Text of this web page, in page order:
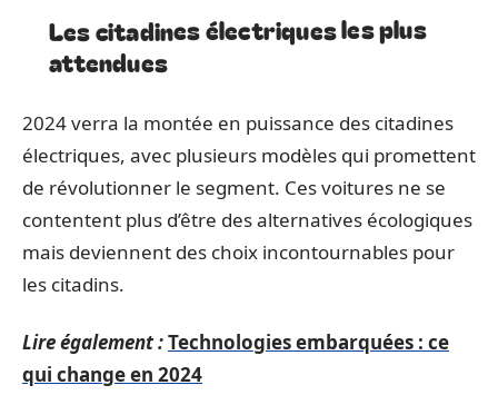
Les citadines électriques les plus
attendues
2024 verra la montée en puissance des citadines
électriques, avec plusieurs modèles qui promettent
de révolutionner le segment. Ces voitures ne se
contentent plus d’être des alternatives écologiques
mais deviennent des choix incontournables pour
les citadins.
Lire également :Technologies embarquées : ce
qui change en 2024